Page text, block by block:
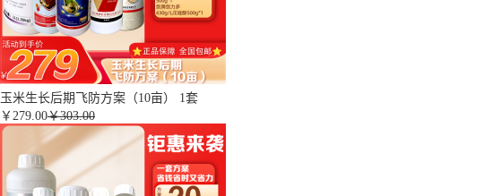
玉米生长后期飞防方案（10亩） 1套
￥ 279.00￥303.00